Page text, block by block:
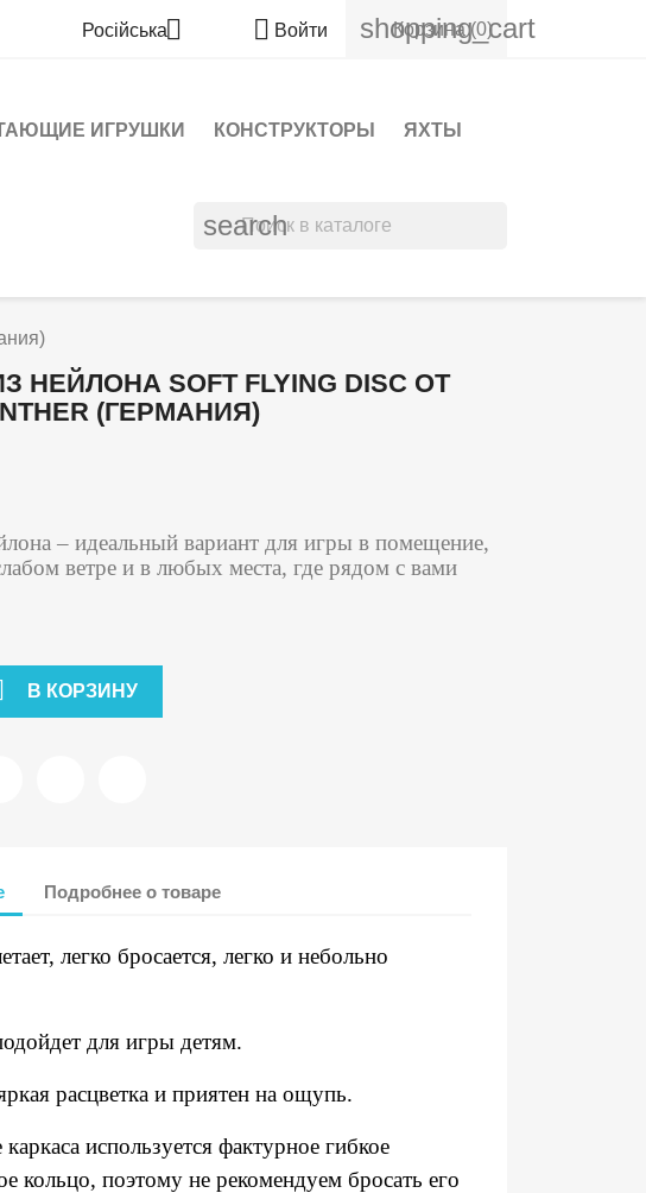
Російська  Войти shopping_cart
Корзина (0)
ИГРУШКИ КОНСТРУКТОРЫ ЯХТЫ
search
НЕЙЛОНА SOFT FLYING DISC ОТ
(ГЕРМАНИЯ)
– идеальный вариант для игры в помещение,
ветре и в любых места, где рядом с вами
В КОРЗИНУ
Подробнее о товаре
легко бросается, легко и небольно
для игры детям.
расцветка и приятен на ощупь.
каркаса используется фактурное гибкое
кольцо, поэтому не рекомендуем бросать его